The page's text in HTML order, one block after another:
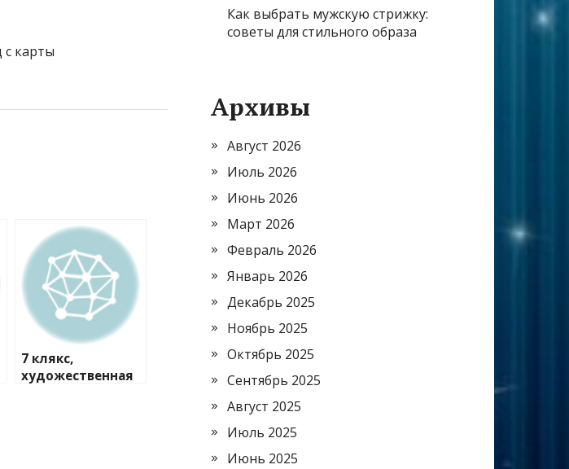
с карты
7 клякс,
художественная
Как выбрать мужскую стрижку:
советы для стильного образа
Архивы
Август 2026
Июль 2026
Июнь 2026
Март 2026
Февраль 2026
Январь 2026
Декабрь 2025
Ноябрь 2025
Октябрь 2025
Сентябрь 2025
Август 2025
Июль 2025
Июнь 2025